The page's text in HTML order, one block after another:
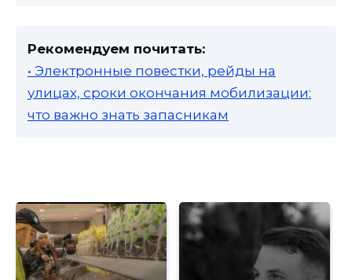
Рекомендуем почитать:
• Электронные повестки, рейды на
улицах, сроки окончания мобилизации:
что важно знать запасникам